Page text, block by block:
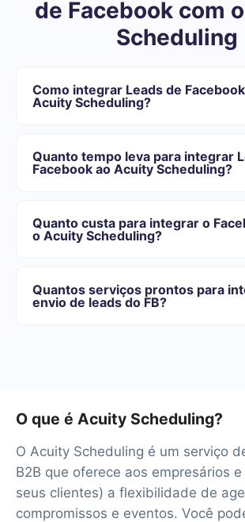
de Facebook com
Scheduling
Como integrar Leads de
Acuity Scheduling?
Escolha quais dados transferir do
Acuity Scheduling
do Facebook para o Acuity Scheduling
Quanto tempo leva para integrar
Facebook ao Acuity Scheduling?
de 5 a 30 minutos. Em média, a
10 a 15 minutos.
Quanto custa para integrar o
o Acuity Scheduling?
conjunto de recursos que melhor se
necessidades. Além disso, você tem a
Quantos serviços prontos para
envio de leads do FB?
O que é Acuity Scheduling?
O Acuity Scheduling é um serviço
B2B que oferece aos empresários
seus clientes) a flexibilidade de
compromissos e eventos. Você